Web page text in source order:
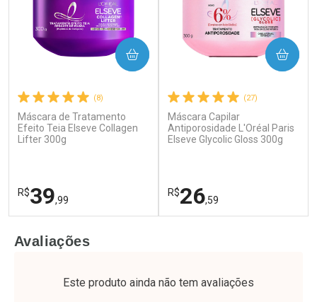
Ativar Desconto
Comprar sem Desconto
Ativar Desconto
Comprar sem Desconto
(8)
Máscara de Tratamento
Efeito Teia Elseve Collagen
Lifter 300g
R$39,99
COMPRAR
Laboratório
Por Menos
(27)
Máscara Capilar
Antiporosidade L'Oréal Paris
Elseve Glycolic Gloss 300g
R$26,59
COMPRAR
Laboratório
Por Menos
Avaliações
Este produto ainda não tem avaliações